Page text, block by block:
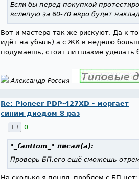
Если бы перед покупкой
вслепую за 60-70 евро будет
Вот и мастера так же рискуют. Да к
идёт на убыль) а с ЖК в неделю
подумаешь, стоит ли плазме уделать
Александр Россия
Re: Pioneer PDP-427XD - моргает
синим диодом 8 раз
+1
0
"_fanttom_" писал(а):
Проверь БП,его ещё сможешь